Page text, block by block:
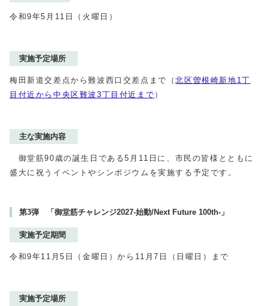
令和9年5月11日（火曜日）
実施予定場所
梅田新道交差点から難波西口交差点まで（北区曽根崎新地1丁
目付近から中央区難波3丁目付近まで ）
主な実施内容
御堂筋90歳の誕生日である5月11日に、市民の皆様とともに
盛大に祝うイベントやシンポジウムを実施する予定です。
第3弾 「御堂筋チャレンジ2027-始動/Next Future 100th-」
実施予定期間
令和9年11月5日（金曜日）から11月7日（日曜日）まで
実施予定場所